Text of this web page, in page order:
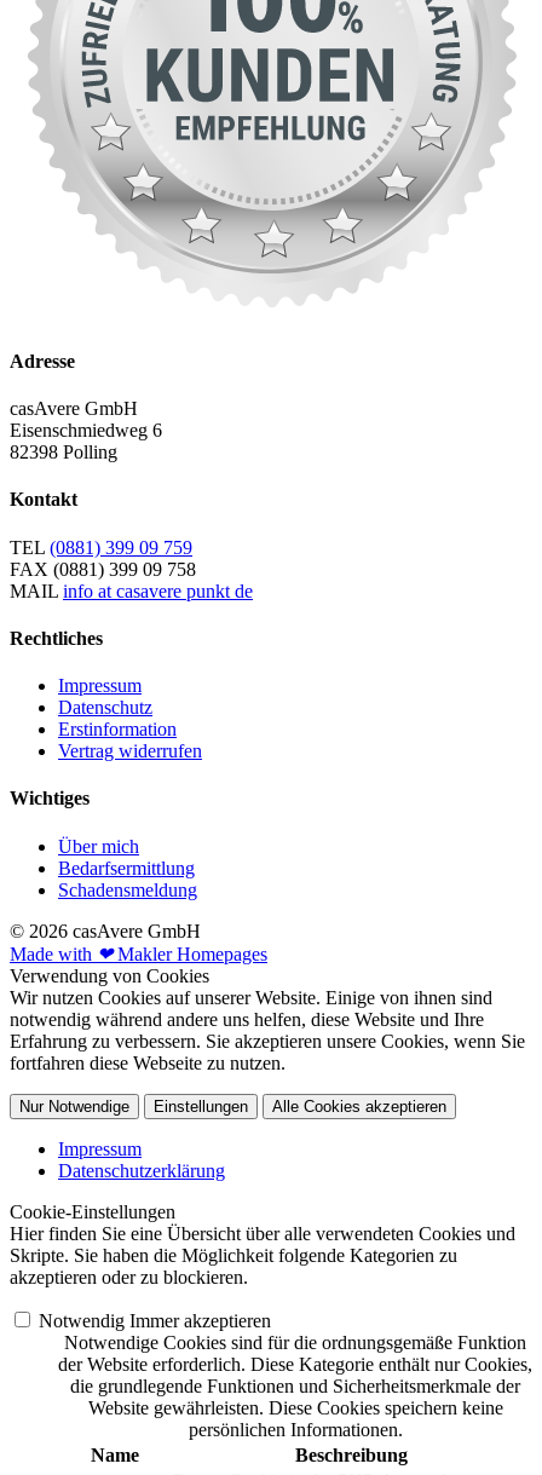
Adresse
casAvere GmbH
Eisenschmiedweg 6
82398 Polling
Kontakt
TEL (0881) 399 09 759
FAX (0881) 399 09 758
MAIL info at casavere punkt de
Rechtliches
Impressum
Datenschutz
Erstinformation
Vertrag widerrufen
Wichtiges
Über mich
Bedarfsermittlung
Schadensmeldung
© 2026 casAvere GmbH
Made with ❤Makler Homepages
Verwendung von Cookies
Wir nutzen Cookies auf unserer Website. Einige von ihnen sind
notwendig während andere uns helfen, diese Website und Ihre
Erfahrung zu verbessern. Sie akzeptieren unsere Cookies, wenn Sie
fortfahren diese Webseite zu nutzen.
Nur Notwendige Einstellungen Alle Cookies akzeptieren
Impressum
Datenschutzerklärung
Cookie-Einstellungen
Hier finden Sie eine Übersicht über alle verwendeten Cookies und
Skripte. Sie haben die Möglichkeit folgende Kategorien zu
akzeptieren oder zu blockieren.
Notwendig Immer akzeptieren
Notwendige Cookies sind für die ordnungsgemäße Funktion
der Website erforderlich. Diese Kategorie enthält nur Cookies,
die grundlegende Funktionen und Sicherheitsmerkmale der
Website gewährleisten. Diese Cookies speichern keine
persönlichen Informationen.
Name
Beschreibung